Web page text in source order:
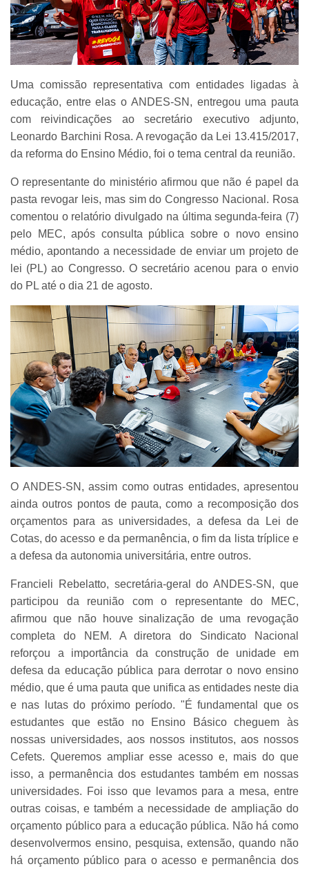
Uma comissão representativa com entidades ligadas à
educação, entre elas o ANDES-SN, entregou uma pauta
com reivindicações ao secretário executivo adjunto,
Leonardo Barchini Rosa. A revogação da Lei 13.415/2017,
da reforma do Ensino Médio, foi o tema central da reunião.
O representante do ministério afirmou que não é papel da
pasta revogar leis, mas sim do Congresso Nacional. Rosa
comentou o relatório divulgado na última segunda-feira (7)
pelo MEC, após consulta pública sobre o novo ensino
médio, apontando a necessidade de enviar um projeto de
lei (PL) ao Congresso. O secretário acenou para o envio
do PL até o dia 21 de agosto.
O ANDES-SN, assim como outras entidades, apresentou
ainda outros pontos de pauta, como a recomposição dos
orçamentos para as universidades, a defesa da Lei de
Cotas, do acesso e da permanência, o fim da lista tríplice e
a defesa da autonomia universitária, entre outros.
Francieli Rebelatto, secretária-geral do ANDES-SN, que
participou da reunião com o representante do MEC,
afirmou que não houve sinalização de uma revogação
completa do NEM. A diretora do Sindicato Nacional
reforçou a importância da construção de unidade em
defesa da educação pública para derrotar o novo ensino
médio, que é uma pauta que unifica as entidades neste dia
e nas lutas do próximo período. "É fundamental que os
estudantes que estão no Ensino Básico cheguem às
nossas universidades, aos nossos institutos, aos nossos
Cefets. Queremos ampliar esse acesso e, mais do que
isso, a permanência dos estudantes também em nossas
universidades. Foi isso que levamos para a mesa, entre
outras coisas, e também a necessidade de ampliação do
orçamento público para a educação pública. Não há como
desenvolvermos ensino, pesquisa, extensão, quando não
há orçamento público para o acesso e permanência dos